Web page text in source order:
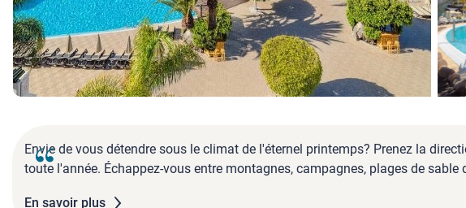
Envie de vous détendre sous le climat de l'éternel printemps? Prenez la
toute l'année. Échappez-vous entre montagnes, campagnes, plages de
En savoir plus